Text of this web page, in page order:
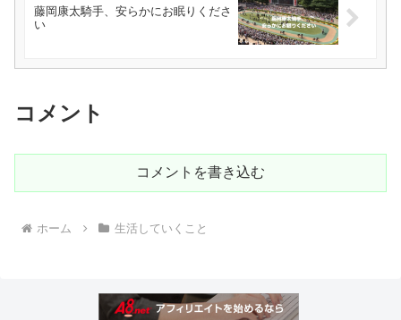
藤岡康太騎手、安らかにお眠りくださ
い
コメント
コメントを書き込む
ホーム 生活していくこと